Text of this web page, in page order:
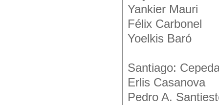
Yankier Mauri
Félix Carbonel
Yoelkis Baró
Santiago:
Erlis Casanova
Pedro A.